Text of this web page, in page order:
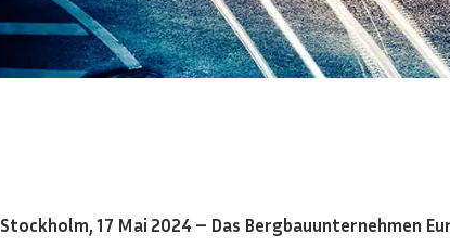
Stockholm, 17 Mai 2024 – Das Bergbauunternehmen